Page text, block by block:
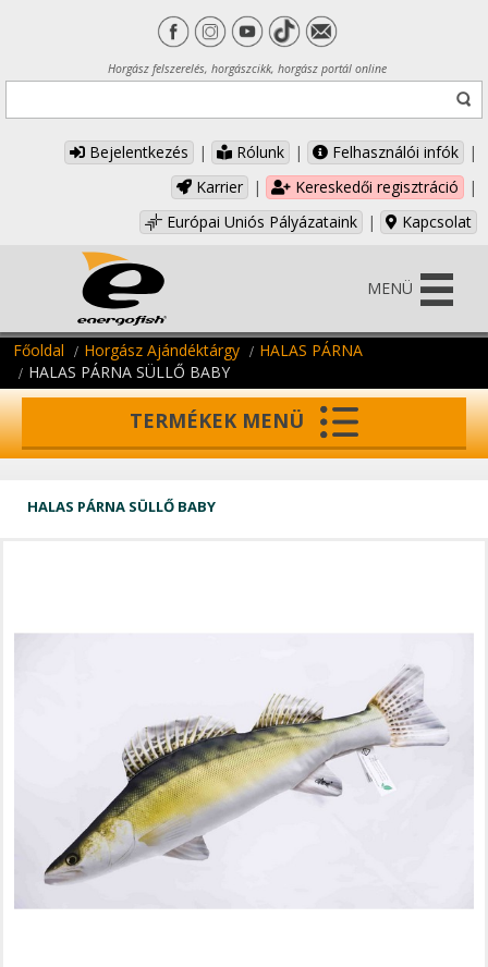
Horgász felszerelés, horgászcikk, horgász portál online
Bejelentkezés | Rólunk | Felhasználói infók
|
Karrier
| Kereskedői regisztráció
|
Európai Uniós Pályázataink
| Kapcsolat
MENÜ
Főoldal Horgász Ajándéktárgy
HALAS PÁRNA
HALAS PÁRNA SÜLLŐ BABY
TERMÉKEK MENÜ
HALAS PÁRNA SÜLLŐ BABY